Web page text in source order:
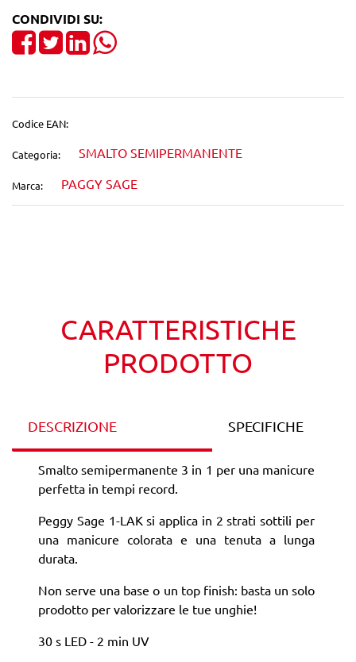
CONDIVIDI SU:
Share on Facebook
TweetShare on LinkedIn
Codice EAN:
Categoria: SMALTO SEMIPERMANENTE
Marca: PAGGY SAGE
CARATTERISTICHE
PRODOTTO
DESCRIZIONE SPECIFICHE
Smalto semipermanente 3 in 1 per una manicure
perfetta in tempi record.
Peggy Sage 1-LAK si applica in 2 strati sottili per
una manicure colorata e una tenuta a lunga
durata.
Non serve una base o un top finish: basta un solo
prodotto per valorizzare le tue unghie!
30 s LED - 2 min UV